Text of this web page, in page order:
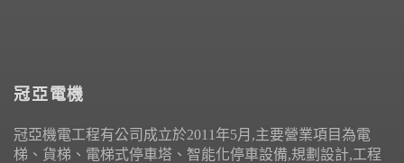
冠亞電機
冠亞機電工程有公司成立於2011年5月,主要營業項目為電
梯、貨梯、電梯式停車塔、智能化停車設備,規劃設計,工程